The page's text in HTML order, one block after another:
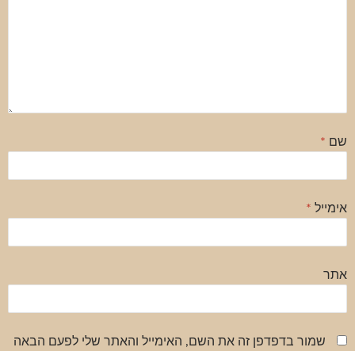
שם *
אימייל *
אתר
שמור בדפדפן זה את השם, האימייל והאתר שלי לפעם הבאה